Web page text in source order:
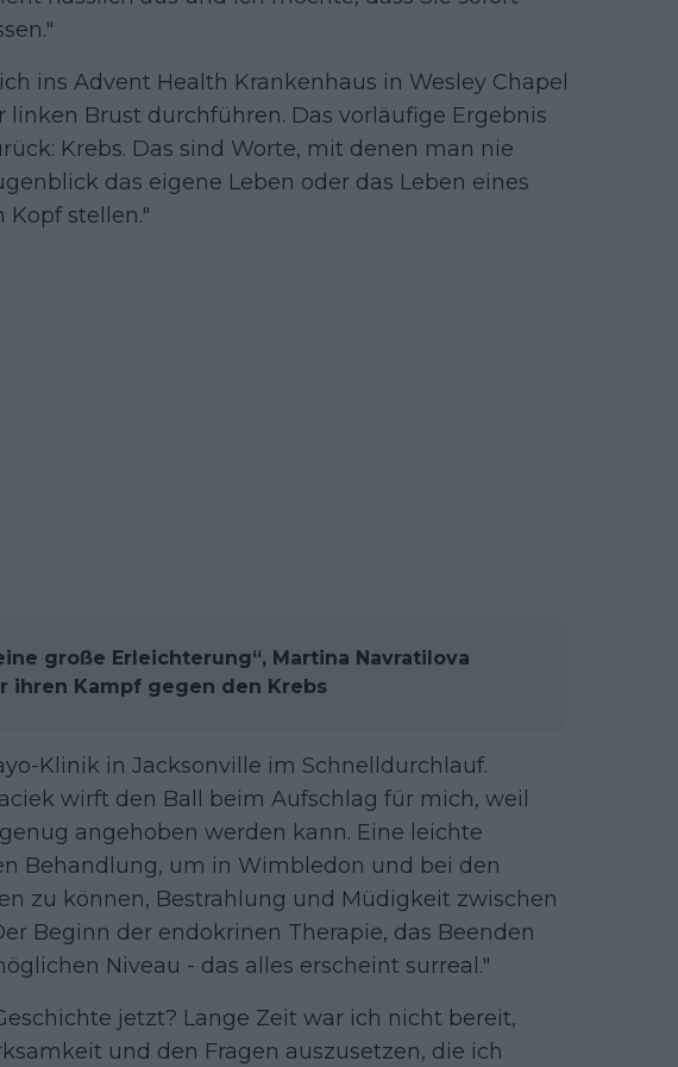
ins Advent Health Krankenhaus in Wesley Chapel
linken Brust durchführen. Das vorläufige Ergebnis
Krebs. Das sind Worte, mit denen man nie
das eigene Leben oder das Leben eines
Kopf stellen."
große Erleichterung“, Martina Navratilova
ihren Kampf gegen den Krebs
Klinik in Jacksonville im Schnelldurchlauf.
wirft den Ball beim Aufschlag für mich, weil
angehoben werden kann. Eine leichte
Behandlung, um in Wimbledon und bei den
zu können, Bestrahlung und Müdigkeit zwischen
Beginn der endokrinen Therapie, das Beenden
Niveau - das alles erscheint surreal."
jetzt? Lange Zeit war ich nicht bereit,
und den Fragen auszusetzen, die ich